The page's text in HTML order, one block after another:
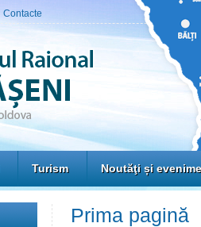
Contacte
Turism Noutăţi și
Prima pagină